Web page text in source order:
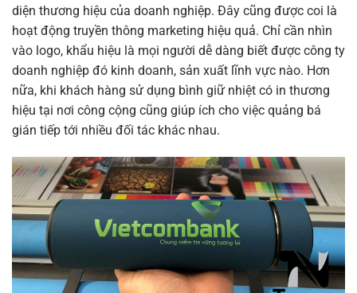
diện thương hiệu của doanh nghiệp. Đây cũng được coi là
hoạt động truyền thông marketing hiệu quả. Chỉ cần nhìn
vào logo, khẩu hiệu là mọi người dễ dàng biết được công ty
doanh nghiệp đó kinh doanh, sản xuất lĩnh vực nào. Hơn
nữa, khi khách hàng sử dụng bình giữ nhiệt có in thương
hiệu tại nơi công cộng cũng giúp ích cho việc quảng bá
gián tiếp tới nhiều đối tác khác nhau.